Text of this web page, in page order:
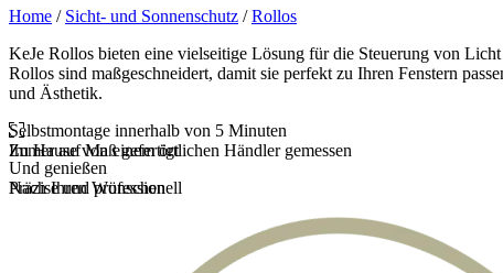
Home / Sicht- und Sonnenschutz / Rollos
KeJe Rollos bieten eine vielseitige Lösung für die Steuerung von
Rollos sind maßgeschneidert, damit sie perfekt zu Ihren Fenstern
und Ästhetik.
Selbstmontage innerhalb von 5 Minuten
Und genießen
Zu Hause von einem örtlichen Händler gemessen
Präzise und professionell
Immer auf Maß gefertigt
Nach Ihren Wünschen